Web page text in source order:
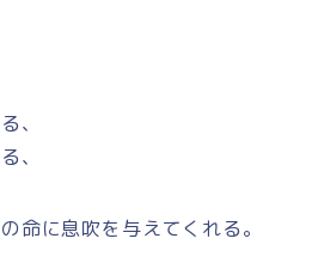
、
、
命に息吹を与えてくれる。